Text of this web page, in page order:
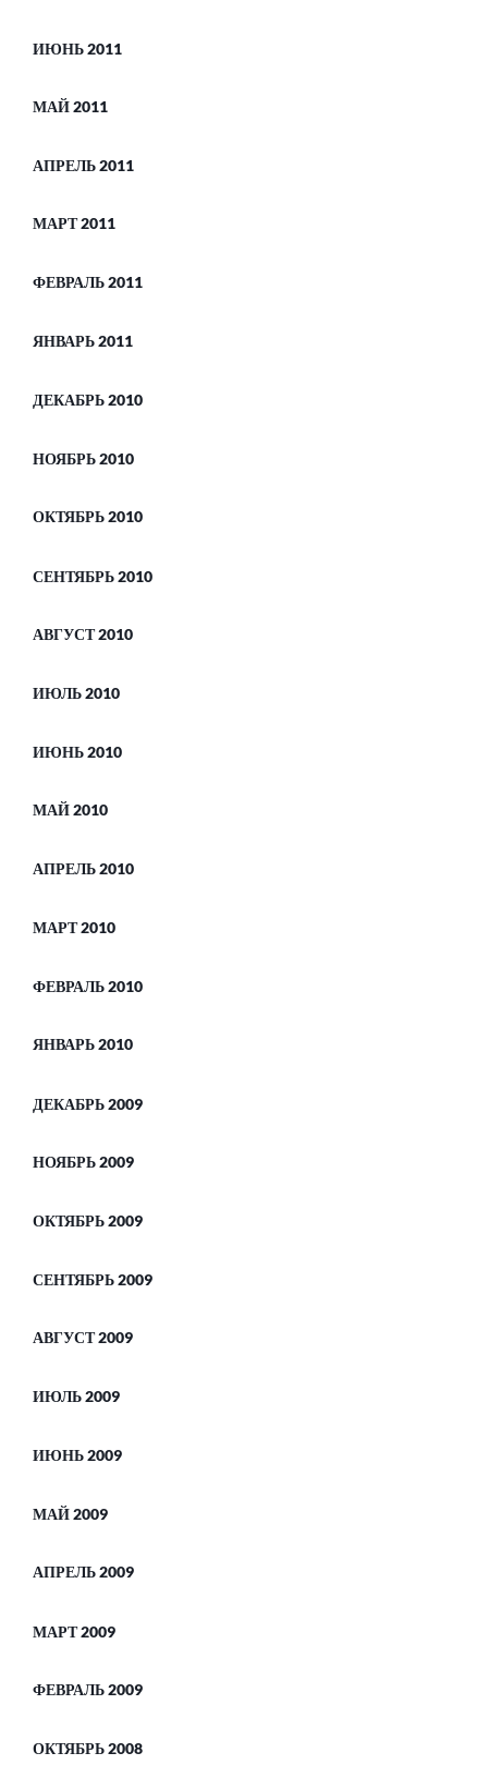
ИЮНЬ 2011
МАЙ 2011
АПРЕЛЬ 2011
МАРТ 2011
ФЕВРАЛЬ 2011
ЯНВАРЬ 2011
ДЕКАБРЬ 2010
НОЯБРЬ 2010
ОКТЯБРЬ 2010
СЕНТЯБРЬ 2010
АВГУСТ 2010
ИЮЛЬ 2010
ИЮНЬ 2010
МАЙ 2010
АПРЕЛЬ 2010
МАРТ 2010
ФЕВРАЛЬ 2010
ЯНВАРЬ 2010
ДЕКАБРЬ 2009
НОЯБРЬ 2009
ОКТЯБРЬ 2009
СЕНТЯБРЬ 2009
АВГУСТ 2009
ИЮЛЬ 2009
ИЮНЬ 2009
МАЙ 2009
АПРЕЛЬ 2009
МАРТ 2009
ФЕВРАЛЬ 2009
ОКТЯБРЬ 2008